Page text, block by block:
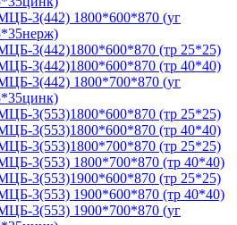
3(442) 1800*600*870 (уг
3(442)1800*600*870 (тр 25*25)
3(442)1800*600*870 (тр 40*40)
3(442) 1800*700*870 (уг
3(553)1800*600*870 (тр 25*25)
3(553)1800*600*870 (тр 40*40)
3(553)1800*700*870 (тр 25*25)
3(553) 1800*700*870 (тр 40*40)
3(553)1900*600*870 (тр 25*25)
3(553) 1900*600*870 (тр 40*40)
3(553) 1900*700*870 (уг